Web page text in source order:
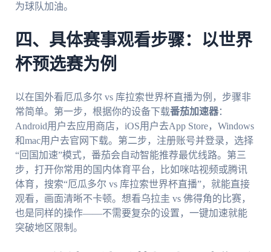
为球队加油。
四、具体赛事观看步骤：以世界
杯预选赛为例
以在国外看厄瓜多尔 vs 库拉索世界杯直播为例，步骤非
常简单。第一步，根据你的设备下载番茄加速器：
Android用户去应用商店，iOS用户去App Store，Windows
和mac用户去官网下载。第二步，注册账号并登录，选择
“回国加速”模式，番茄会自动智能推荐最优线路。第三
步，打开你常用的国内体育平台，比如咪咕视频或腾讯
体育，搜索“厄瓜多尔 vs 库拉索世界杯直播”，就能直接
观看，画面清晰不卡顿。想看乌拉圭 vs 佛得角的比赛，
也是同样的操作——不需要复杂的设置，一键加速就能
突破地区限制。